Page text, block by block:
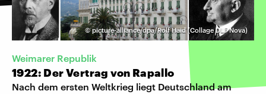
©picture-alliance/dpa/Rolf Haid (Collage DLF Nova)
Weimarer Republik
1922: Der Vertrag von Rapallo
Nach dem ersten Weltkrieg liegt Deutschland am